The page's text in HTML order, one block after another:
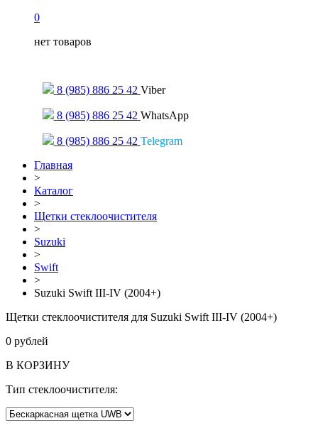
0
нет товаров
8 (985) 886 25 42 Viber
8 (985) 886 25 42 WhatsApp
8 (985) 886 25 42 Telegram
Главная
>
Каталог
>
Щетки стеклоочистителя
>
Suzuki
>
Swift
>
Suzuki Swift III-IV (2004+)
Щетки стеклоочистителя для Suzuki Swift III-IV (2004+)
0 рублей
В КОРЗИНУ
Тип стеклоочистителя: